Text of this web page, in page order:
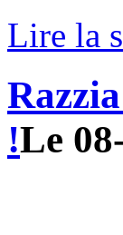
Lire la
!Le